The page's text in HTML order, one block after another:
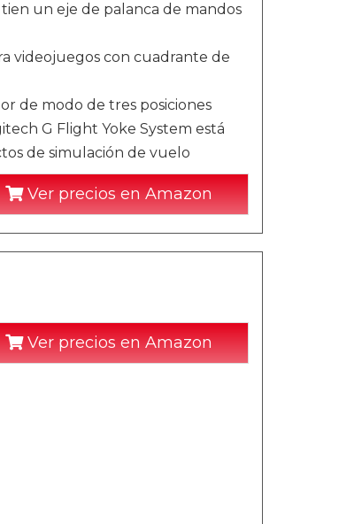
un eje de palanca de mandos
videojuegos con cuadrante de
de modo de tres posiciones
G Flight Yoke System está
de simulación de vuelo
Ver precios en Amazon
Ver precios en Amazon